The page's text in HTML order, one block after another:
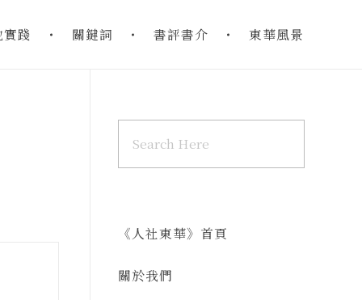
踐 關鍵詞 書評書介 東華風景
《人社東華》首頁
關於我們